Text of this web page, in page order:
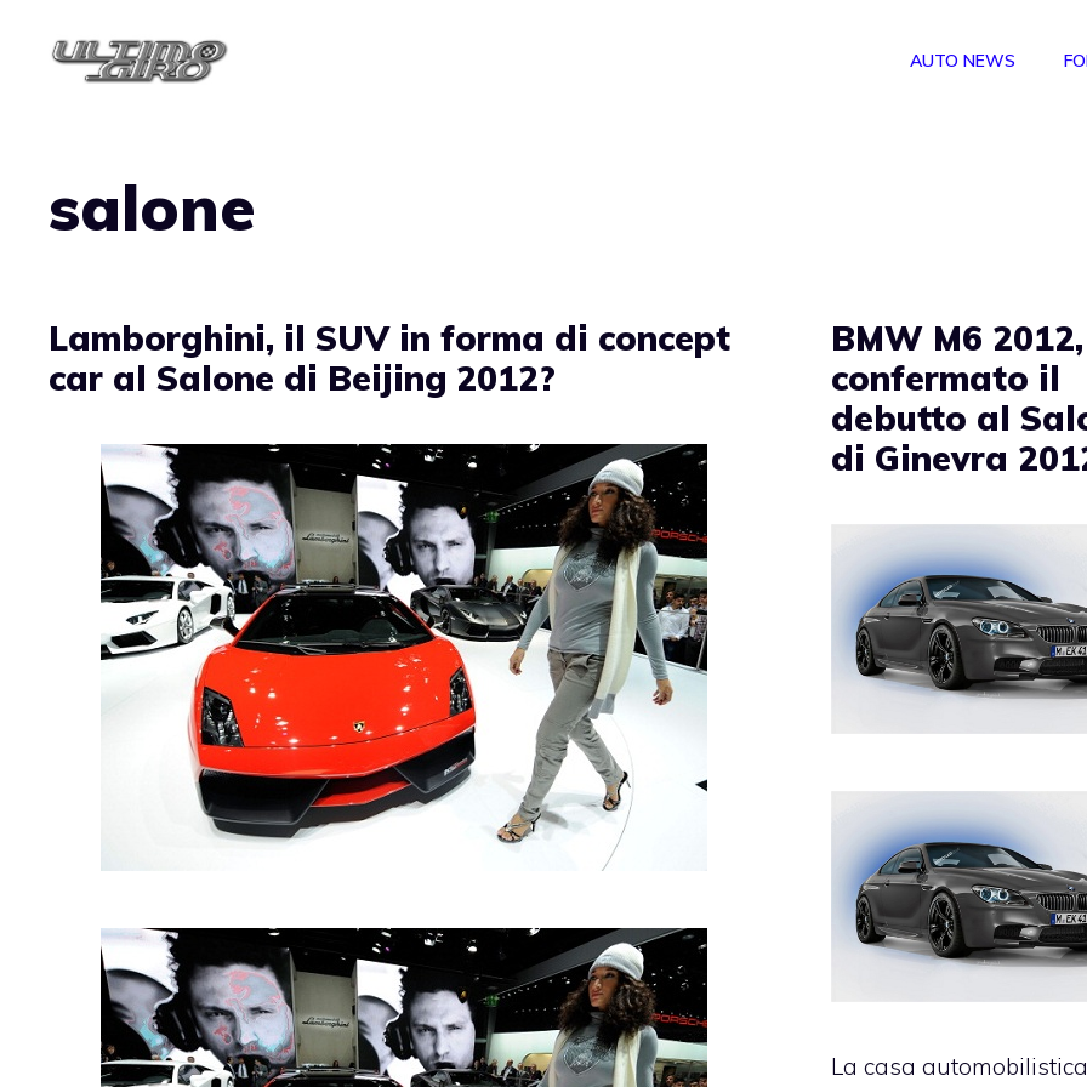
AUTO NEWS
salone
Lamborghini, il SUV in forma di concept
car al Salone di Beijing 2012?
BMW M6 2012,
confermato il
debutto al
di Ginevra
La casa